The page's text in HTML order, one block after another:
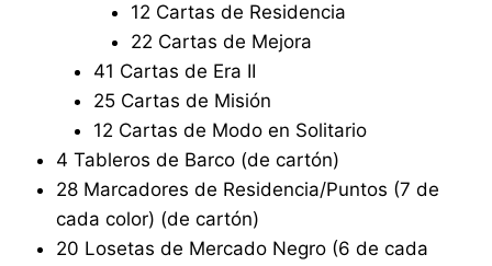
12 Cartas de Residencia
22 Cartas de Mejora
41 Cartas de Era II
25 Cartas de Misión
12 Cartas de Modo en Solitario
4 Tableros de Barco (de cartón)
28 Marcadores de Residencia/Puntos (7 de
cada color) (de cartón)
20 Losetas de Mercado Negro (6 de cada